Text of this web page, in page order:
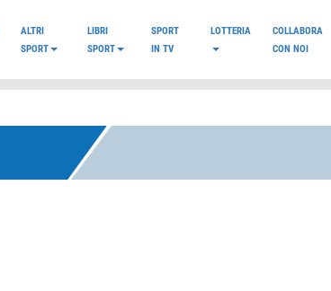
ALTRI
SPORT
LIBRI
SPORT
SPORT
IN TV
LOTTERIA
COLLABORA
CON NOI